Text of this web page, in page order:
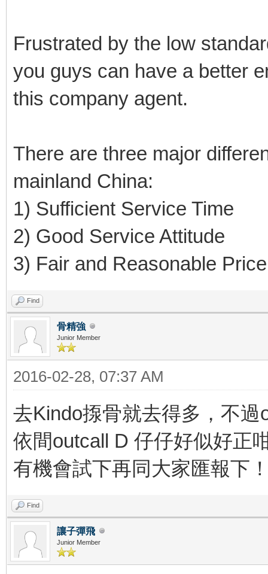
Frustrated by the low
you guys can have a better
this company agent.
There are three major
mainland China:
1) Sufficient Service Time
2) Good Service Attitude
3) Fair and Reasonable Price
Find
骨精強
Junior Member
2016-02-28, 07:37 AM
去Kindo揼骨就去得多，不
依間outcall D 仔仔好似好正
有機會試下再同大家匯報下
Find
讓子彈飛
Junior Member